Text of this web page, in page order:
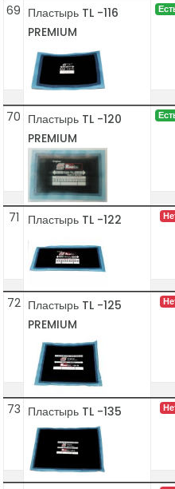
69 Пластырь TL -116
PREMIUM
70 Пластырь TL -120
PREMIUM
71 Пластырь TL -122
72 Пластырь TL -125
PREMIUM
73 Пластырь TL -135